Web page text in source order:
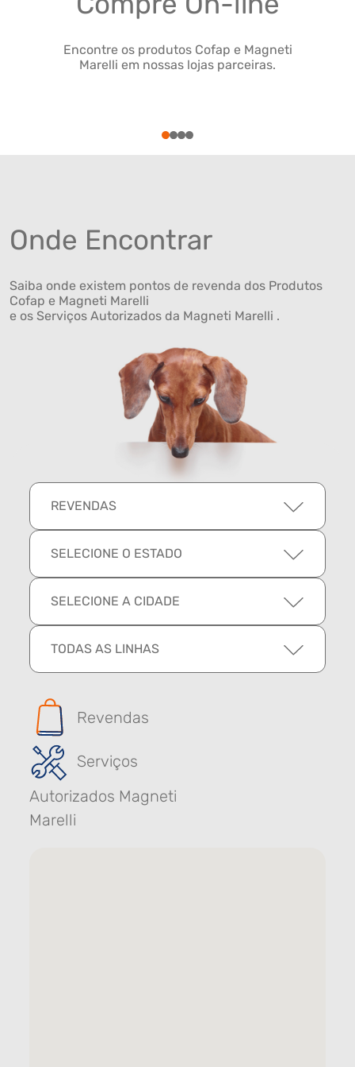
Encontre os produtos Cofap e Magneti
Marelli em nossas lojas parceiras.
1234
Onde Encontrar
Saiba onde existem pontos de revenda dos Produtos
Cofap e Magneti Marelli
e os Serviços Autorizados da Magneti Marelli .
REVENDAS
SELECIONE O ESTADO
SELECIONE A CIDADE
TODAS AS LINHAS
Revendas
Serviços
Autorizados Magneti
Marelli